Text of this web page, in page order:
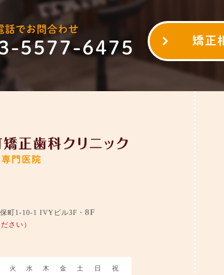
話でお問合わせ
5577-6475 矯正
町1-10-1 IVYビル3F・ 8F
さい）
火 水 木 金 土 日 祝